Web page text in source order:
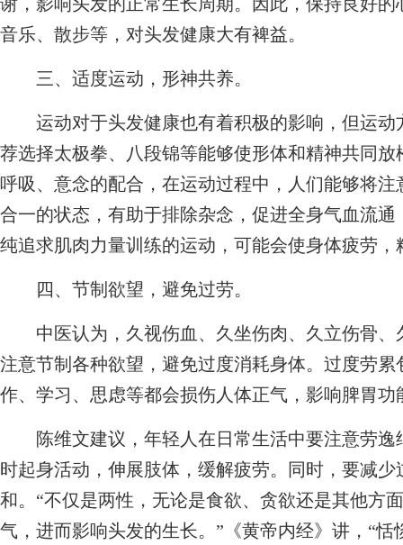
音乐、散步等，对头发健康大有裨益。
三、适度运动，形神共养。
运动对于头发健康也有着积极的影响，但运动
荐选择太极拳、八段锦等能够使形体和精神共同
呼吸、意念的配合，在运动过程中，人们能够将
合一的状态，有助于排除杂念，促进全身气血流
纯追求肌肉力量训练的运动，可能会使身体疲劳
四、节制欲望，避免过劳。
中医认为，久视伤血、久坐伤肉、久立伤骨、
注意节制各种欲望，避免过度消耗身体。过度劳
作、学习、思虑等都会损伤人体正气，影响脾胃功
陈维文建议，年轻人在日常生活中要注意劳逸
时起身活动，伸展肢体，缓解疲劳。同时，要减
和。“不仅是两性，无论是食欲、贪欲还是其他方
气，进而影响头发的生长。”《黄帝内经》讲，“